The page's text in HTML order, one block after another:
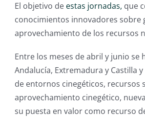
El objetivo deestas jornadas, que
conocimientos innovadores sobre
aprovechamiento de los recursos
Entre los meses de abril y junio se
Andalucía, Extremadura y Castilla
de entornos cinegéticos, recursos
aprovechamiento cinegético,
su puesta en valor como recurso